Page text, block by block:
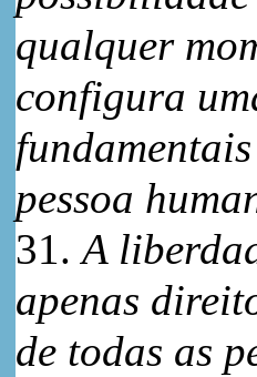
qualquer
configura
pessoa
31.A
apenas
de todas as